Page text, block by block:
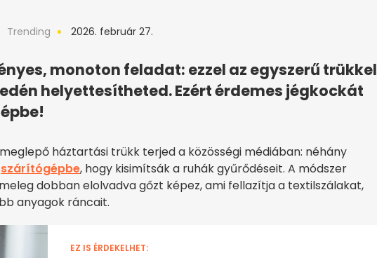
Trending 2026. február 27.
monoton feladat: ezzel az egyszerű trükkel
helyettesítheted. Ezért érdemes jégkockát
háztartási trükk terjed a közösségi médiában: néhány
szárítógépbe, hogy kisimítsák a ruhák gyűrődéseit. A módszer
dobban elolvadva gőzt képez, ami fellazítja a textilszálakat,
anyagok ráncait.
EZ IS ÉRDEKELHET: